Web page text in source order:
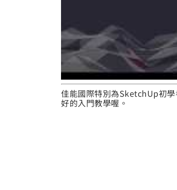
佳能國際特別為SketchUp初
好的入門教學喔。